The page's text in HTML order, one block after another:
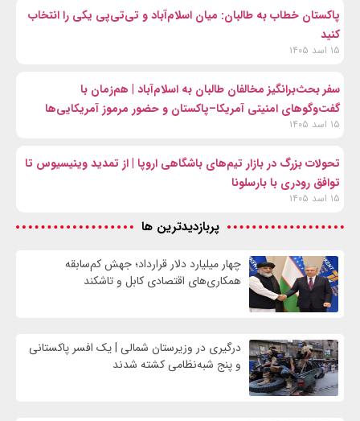
پاکستان خطاب به طالبان: میان اسلام‌آباد و تی‌تی‌پی یکی را انتخاب
کنید
۱۵ اسد ۱۴۰۵
سفر بحث‌برانگیز مخالفان طالبان به اسلام‌آباد | هم‌زمان با
گفت‌وگوهای امنیتی آمریکا–پاکستان و حضور مرموز آمریکایی‌ها
۱۵ اسد ۱۴۰۵
تحولات بزرگ در بازار تیم‌های باشگاهی اروپا | از تمدید وینیسیوس تا
توافق رودری با بارسلونا
۱۵ اسد ۱۴۰۵
پربازدیدترین ها
چهار میلیارد دلار قرارداد؛ جهش کم‌سابقه
همکاری‌های اقتصادی کابل و تاشکند
درگیری در وزیرستان شمالی | یک افسر پاکستانی
و پنج شبه‌نظامی کشته شدند